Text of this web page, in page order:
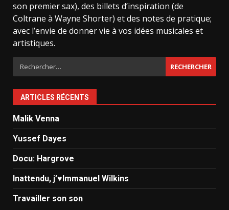
son premier sax), des billets d’inspiration (de
Coltrane à Wayne Shorter) et des notes de pratique;
avec l’envie de donner vie à vos idées musicales et
artistiques.
Rechercher :
ARTICLES RÉCENTS
Malik Venna
Yussef Dayes
Docu: Hargrove
Inattendu, j’♥️Immanuel Wilkins
Travailler son son